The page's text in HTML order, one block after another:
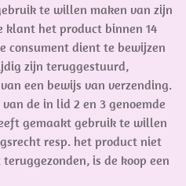
te willen maken van zijn
klant het product binnen 14
consument dient te bewijzen
zijn teruggestuurd,
een bewijs van verzending.
de in lid 2 en 3 genoemde
gemaakt gebruik te willen
resp. het product niet
is de koop een